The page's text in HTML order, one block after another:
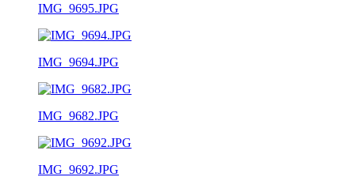
IMG_9695.JPG
IMG_9694.JPG
IMG_9682.JPG
IMG_9692.JPG